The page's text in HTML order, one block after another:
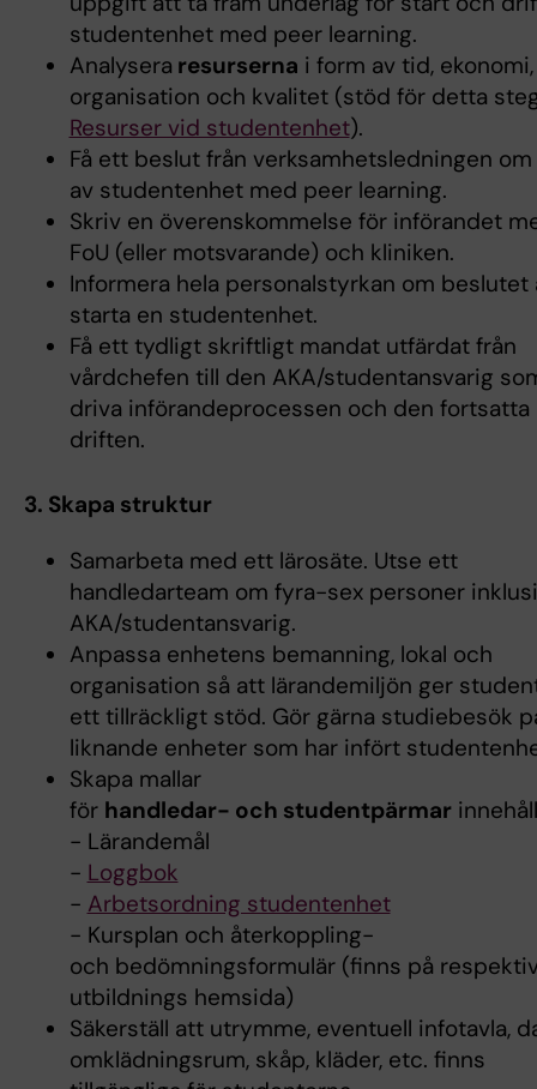
studentenhet med peer learning.
Analysera resurserna i form av tid, ekonomi,
organisation och kvalitet (stöd för detta
Resurser vid studentenhet).
Få ett beslut från verksamhetsledningen
av studentenhet med peer learning.
Skriv en överenskommelse för införandet
FoU (eller motsvarande) och kliniken.
Informera hela personalstyrkan om beslutet
starta en studentenhet.
Få ett tydligt skriftligt mandat utfärdat från
vårdchefen till den AKA/studentansvarig
driva införandeprocessen och den fortsatta
driften.
3. Skapa struktur
Samarbeta med ett lärosäte. Utse ett
handledarteam om fyra-sex personer
AKA/studentansvarig.
Anpassa enhetens bemanning, lokal och
organisation så att lärandemiljön ger
ett tillräckligt stöd. Gör gärna studiebesök
liknande enheter som har infört
Skapa mallar
för handledar- och studentpärmar
- Lärandemål
- Loggbok
- Arbetsordning studentenhet
- Kursplan och återkoppling-
och bedömningsformulär (finns på
utbildnings hemsida)
Säkerställ att utrymme, eventuell infotavla,
omklädningsrum, skåp, kläder, etc. finns